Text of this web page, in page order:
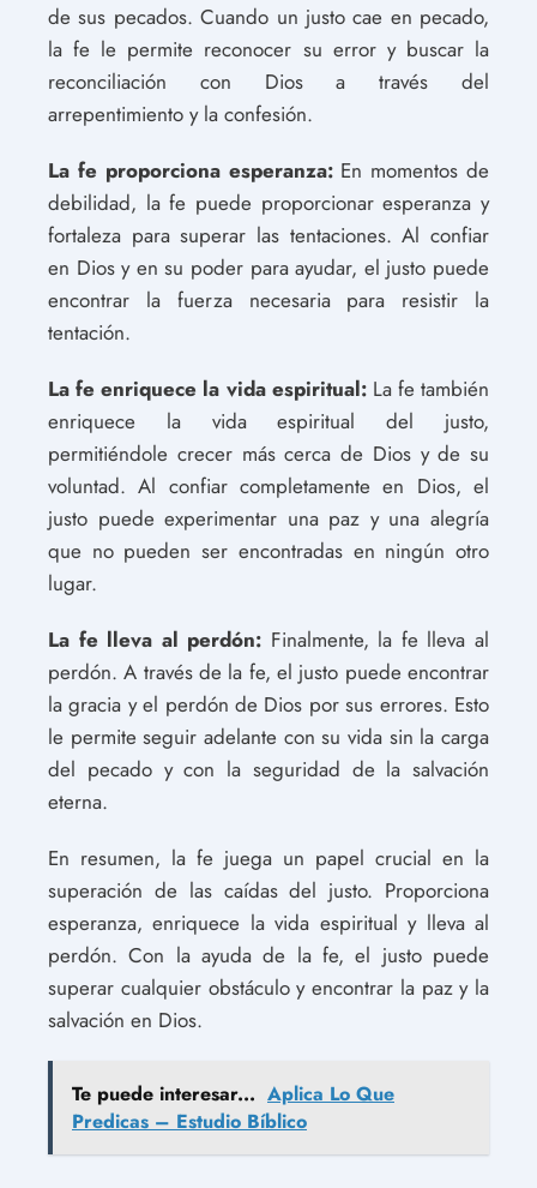
de sus pecados. Cuando un justo cae en pecado,
la fe le permite reconocer su error y buscar la
reconciliación con Dios a través del
arrepentimiento y la confesión.
La fe proporciona esperanza:En momentos de
debilidad, la fe puede proporcionar esperanza y
fortaleza para superar las tentaciones. Al confiar
en Dios y en su poder para ayudar, el justo puede
encontrar la fuerza necesaria para resistir la
tentación.
La fe enriquece la vida espiritual:La fe también
enriquece la vida espiritual del justo,
permitiéndole crecer más cerca de Dios y de su
voluntad. Al confiar completamente en Dios, el
justo puede experimentar una paz y una alegría
que no pueden ser encontradas en ningún otro
lugar.
La fe lleva al perdón: Finalmente, la fe lleva al
perdón. A través de la fe, el justo puede encontrar
la gracia y el perdón de Dios por sus errores. Esto
le permite seguir adelante con su vida sin la carga
del pecado y con la seguridad de la salvación
eterna.
En resumen, la fe juega un papel crucial en la
superación de las caídas del justo. Proporciona
esperanza, enriquece la vida espiritual y lleva al
perdón. Con la ayuda de la fe, el justo puede
superar cualquier obstáculo y encontrar la paz y la
salvación en Dios.
Te puede interesar... Aplica Lo Que
Predicas – Estudio Bíblico